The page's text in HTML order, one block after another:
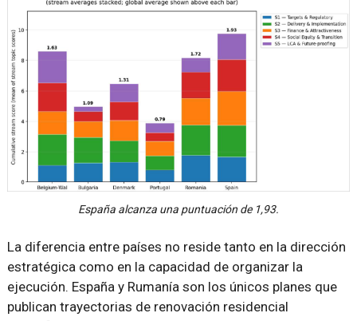
España alcanza una puntuación de 1,93.
La diferencia entre países no reside tanto en la dirección
estratégica como en la capacidad de organizar la
ejecución. España y Rumanía son los únicos planes que
publican trayectorias de renovación residencial